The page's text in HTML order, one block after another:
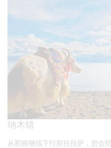
纳木错
从那曲继续下行前往拉萨，您会